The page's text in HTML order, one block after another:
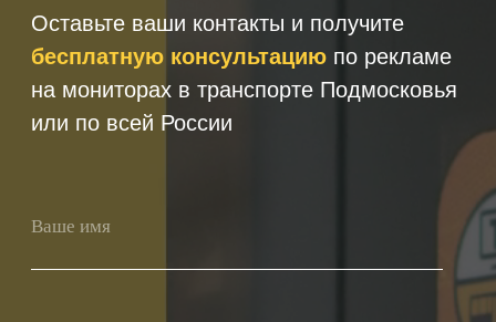
Нажимая кнопку 'Получить
консультацию', вы подтверждаете
соглашаетесь с Политикой обработки
персональных данных